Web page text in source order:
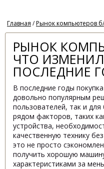
Главная /Рынок компьютеров
РЫНОК
ЧТО
ПОСЛЕДНИЕ
В последние годы
довольно популярным
пользователей, так и
рядом факторов, таких
устройства,
качественную технику
это не просто
получить хорошую
характеристиками за